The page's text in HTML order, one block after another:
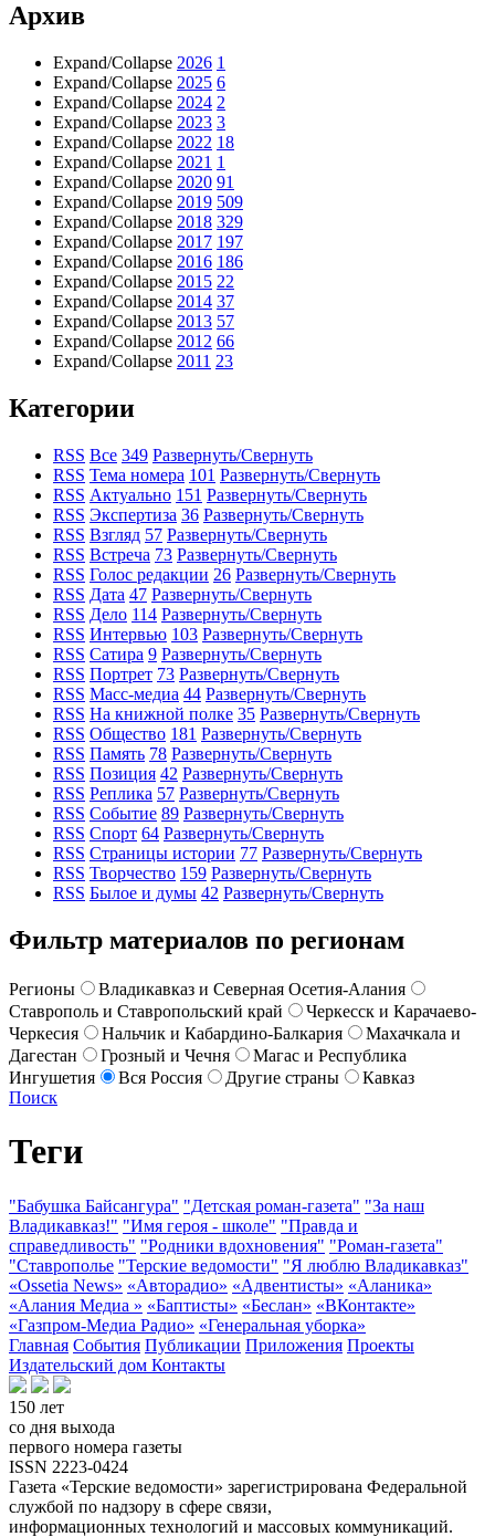
Архив
Expand/Collapse 2026 1
Expand/Collapse 2025 6
Expand/Collapse 2024 2
Expand/Collapse 2023 3
Expand/Collapse 2022 18
Expand/Collapse 2021 1
Expand/Collapse 2020 91
Expand/Collapse 2019 509
Expand/Collapse 2018 329
Expand/Collapse 2017 197
Expand/Collapse 2016 186
Expand/Collapse 2015 22
Expand/Collapse 2014 37
Expand/Collapse 2013 57
Expand/Collapse 2012 66
Expand/Collapse 2011 23
Категории
RSS Все 349 Развернуть/Свернуть
RSS Тема номера 101 Развернуть/Свернуть
RSS Актуально 151 Развернуть/Свернуть
RSS Экспертиза 36 Развернуть/Свернуть
RSS Взгляд 57 Развернуть/Свернуть
RSS Встреча 73 Развернуть/Свернуть
RSS Голос редакции 26 Развернуть/Свернуть
RSS Дата 47 Развернуть/Свернуть
RSS Дело 114 Развернуть/Свернуть
RSS Интервью 103 Развернуть/Свернуть
RSS Сатира 9 Развернуть/Свернуть
RSS Портрет 73 Развернуть/Свернуть
RSS Масс-медиа 44 Развернуть/Свернуть
RSS На книжной полке 35 Развернуть/Свернуть
RSS Общество 181 Развернуть/Свернуть
RSS Память 78 Развернуть/Свернуть
RSS Позиция 42 Развернуть/Свернуть
RSS Реплика 57 Развернуть/Свернуть
RSS Событие 89 Развернуть/Свернуть
RSS Спорт 64 Развернуть/Свернуть
RSS Страницы истории 77 Развернуть/Свернуть
RSS Творчество 159 Развернуть/Свернуть
RSS Былое и думы 42 Развернуть/Свернуть
Фильтр материалов по регионам
Регионы
Владикавказ и Северная Осетия-Алания
Ставрополь и Ставропольский край
Черкесск и Карачаево-
Черкесия
Нальчик и Кабардино-Балкария
Махачкала и
Дагестан
Грозный и Чечня
Магас и Республика
Ингушетия
Вся Россия Другие страны
Кавказ
Поиск
Теги
"Бабушка Байсангура" "Детская роман-газета" "За наш
Владикавказ!" "Имя героя - школе" "Правда и
справедливость" "Родники вдохновения" "Роман-газета"
"Ставрополье "Терские ведомости" "Я люблю Владикавказ"
«Ossetia News» «Авторадио» «Адвентисты» «Аланика»
«Алания Медиа » «Баптисты» «Беслан» «ВКонтакте»
«Газпром-Медиа Радио» «Генеральная уборка»
Главная События Публикации Приложения Проекты
Издательский дом Контакты
150 лет
со дня выхода
первого номера газеты
ISSN 2223-0424
Газета «Терские ведомости» зарегистрирована Федеральной
службой по надзору в сфере связи,
информационных технологий и массовых коммуникаций.